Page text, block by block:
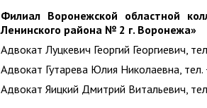
Филиал Воронежской областной
Ленинского района № 2 г. Воронежа»
Адвокат Луцкевич Георгий Георгиевич,
Адвокат Гутарева Юлия Николаевна,
Адвокат Яицкий Дмитрий Витальевич,